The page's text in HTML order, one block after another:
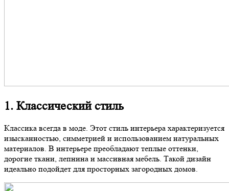
1. Классический стиль
Классика всегда в моде. Этот стиль интерьера характеризуется
изысканностью, симметрией и использованием натуральных
материалов. В интерьере преобладают теплые оттенки,
дорогие ткани, лепнина и массивная мебель. Такой дизайн
идеально подойдет для просторных загородных домов.